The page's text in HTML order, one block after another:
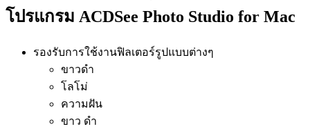
โปรแกรม ACDSee Photo Studio for Mac
รองรับการใช้งานฟิลเตอร์รูปแบบต่างๆ
ขาวดำ
โลโม่
ความฝัน
ขาว ดำ